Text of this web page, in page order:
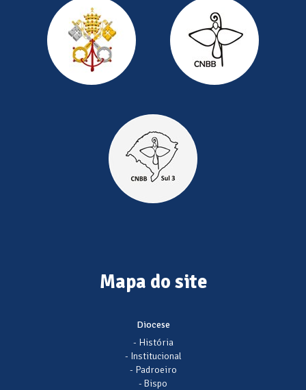
Mapa do site
Diocese
- História
- Institucional
- Padroeiro
- Bispo